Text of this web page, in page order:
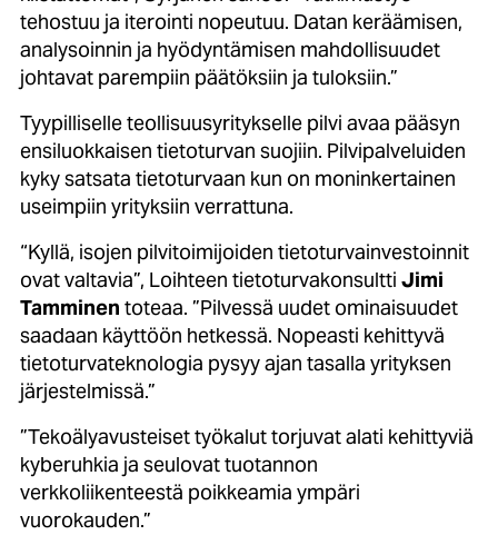
tehostuu ja iterointi nopeutuu. Datan keräämisen,
analysoinnin ja hyödyntämisen mahdollisuudet
johtavat parempiin päätöksiin ja tuloksiin.”
Tyypilliselle teollisuusyritykselle pilvi avaa pääsyn
ensiluokkaisen tietoturvan suojiin. Pilvipalveluiden
kyky satsata tietoturvaan kun on moninkertainen
useimpiin yrityksiin verrattuna.
“Kyllä, isojen pilvitoimijoiden tietoturvainvestoinnit
ovat valtavia”, Loihteen tietoturvakonsultti Jimi
Tamminen toteaa. ”Pilvessä uudet ominaisuudet
saadaan käyttöön hetkessä. Nopeasti kehittyvä
tietoturvateknologia pysyy ajan tasalla yrityksen
järjestelmissä.”
”Tekoälyavusteiset työkalut torjuvat alati kehittyviä
kyberuhkia ja seulovat tuotannon
verkkoliikenteestä poikkeamia ympäri
vuorokauden.”